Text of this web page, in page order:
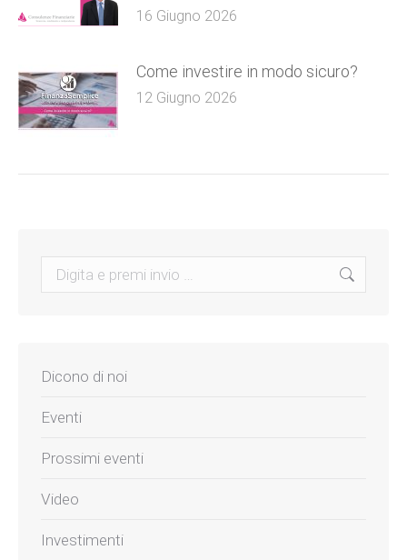
16 Giugno 2026
Come investire in modo sicuro?
12 Giugno 2026
Search:
Dicono di noi
Eventi
Prossimi eventi
Video
Investimenti